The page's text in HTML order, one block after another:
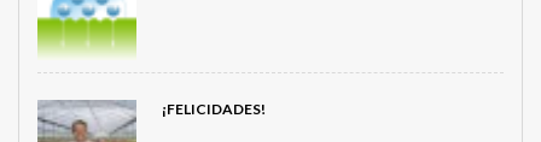
¡FELICIDADES!